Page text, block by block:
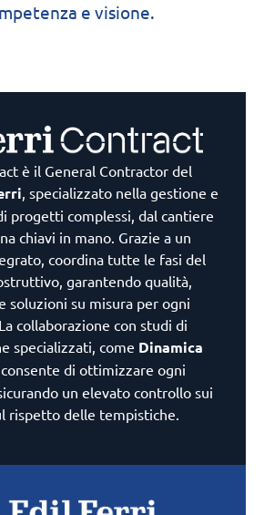
e visione.
è il General Contractor del
, specializzato nella gestione e
progetti complessi, dal cantiere
chiavi in mano. Grazie a un
coordina tutte le fasi del
garantendo qualità,
soluzioni su misura per ogni
collaborazione con studi di
specializzati, come Dinamica
, consente di ottimizzare ogni
un elevato controllo sui
rispetto delle tempistiche.